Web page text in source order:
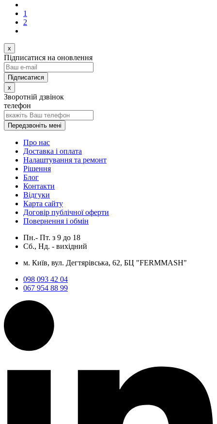
1
2
x
Підписатися на оновлення
x
Зворотній дзвінок
телефон
Передзвоніть мені
Про нас
Доставка і оплата
Налаштування та ремонт
Рішення
Блог
Контакти
Відгуки
Карта сайту
Договір публічної оферти
Повернення і обмін
Пн.- Пт. з 9 до 18
Сб., Нд. - вихідний
м. Київ, вул. Дегтярівська, 62, БЦ "FERMMASH"
098 093 42 04
067 954 88 99